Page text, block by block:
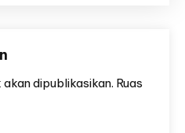
dipublikasikan. Ruas